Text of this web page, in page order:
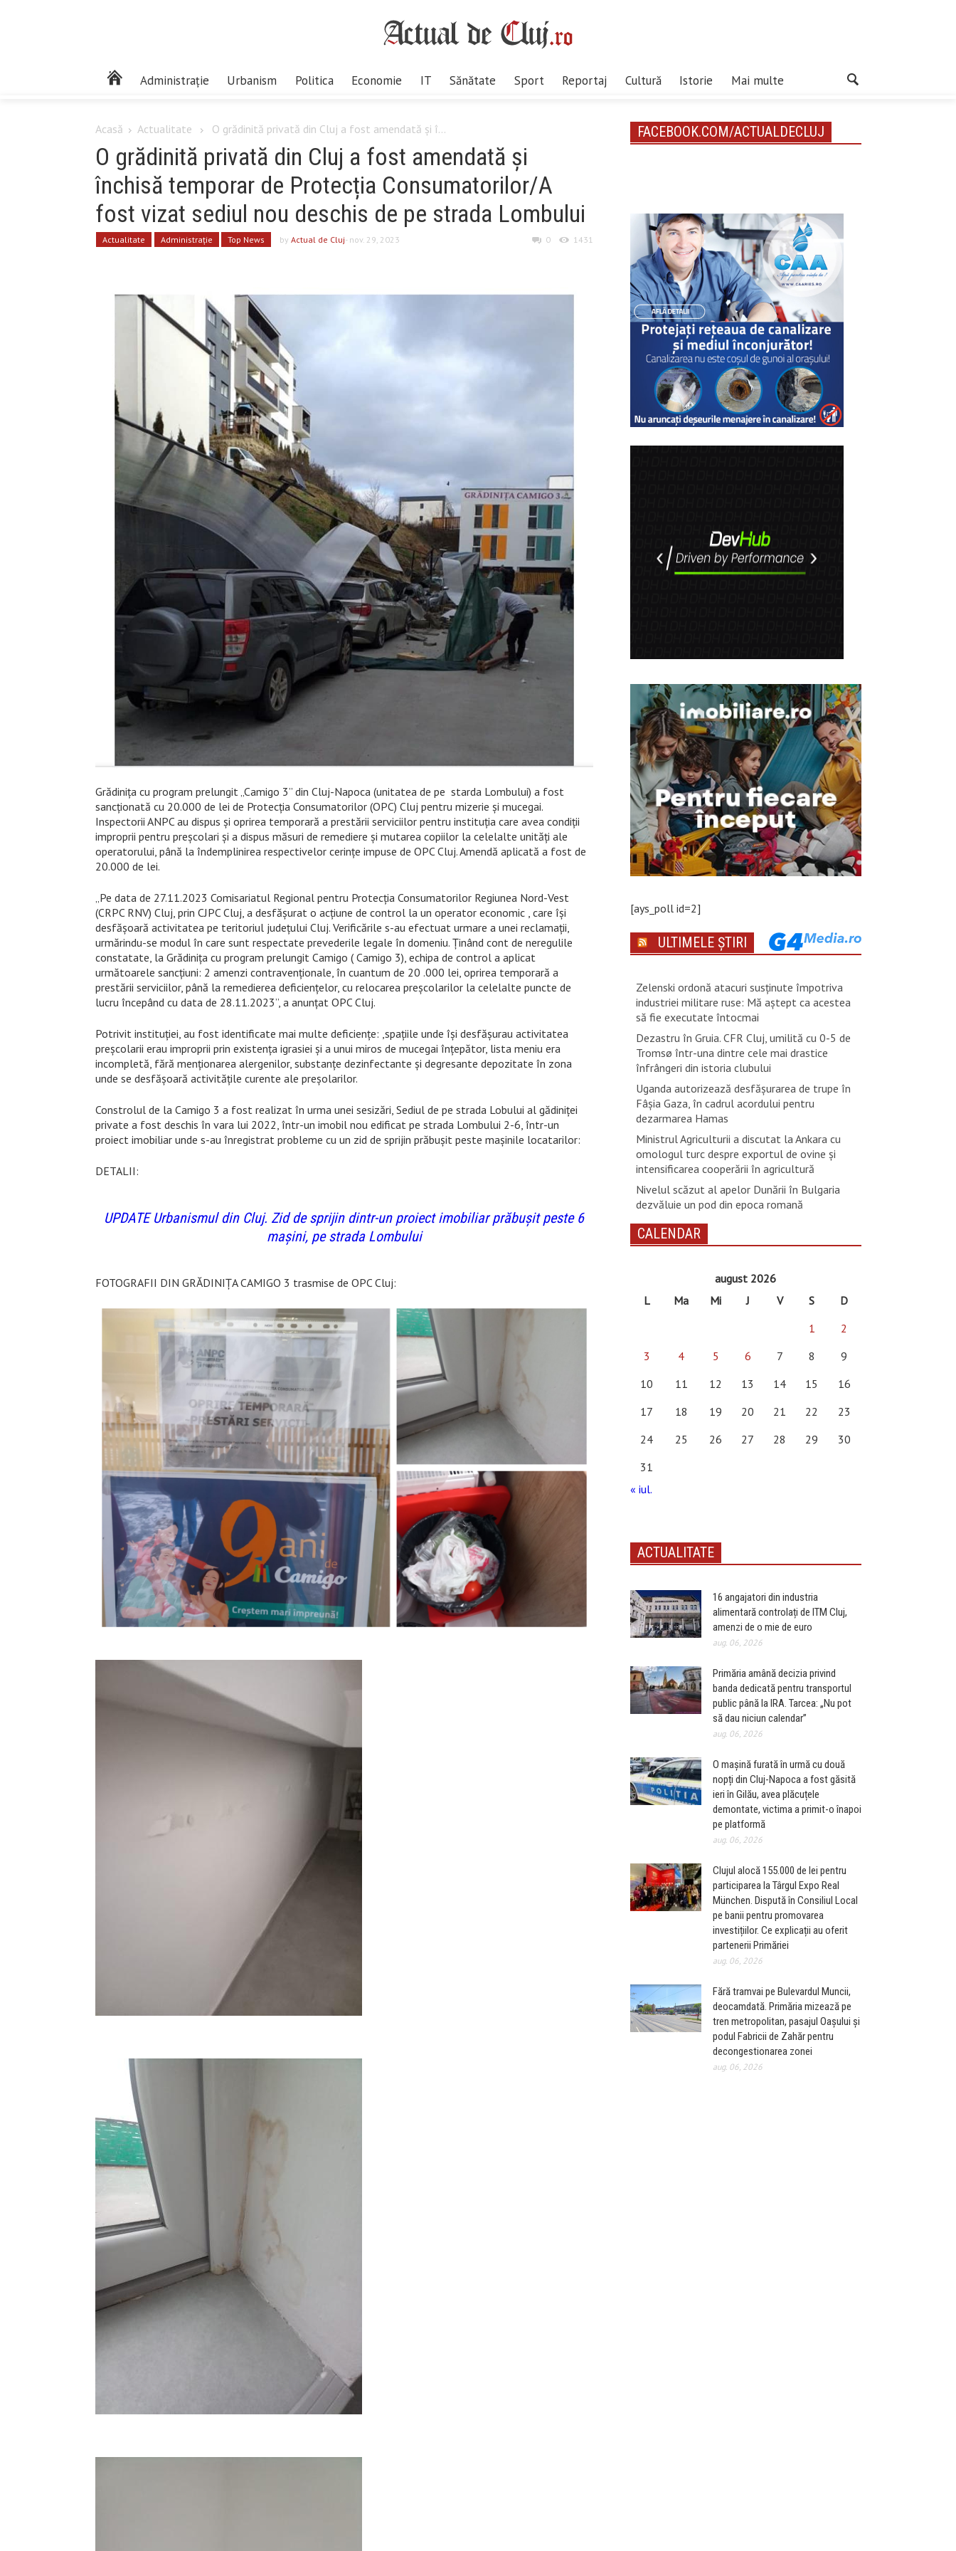
Administrație Urbanism Politica Economie IT Sănătate Sport Reportaj Cultură Istorie Mai multe
Acasă Actualitate O grădinită privată din Cluj a fost amendată și î...
O grădinită privată din Cluj a fost amendată și
închisă temporar de Protecția Consumatorilor/A
fost vizat sediul nou deschis de pe strada Lombului
Actualitate Administrație Top News byActual de Cluj- nov. 29, 2023 0 1431
Grădinița cu program prelungit „Camigo 3” din Cluj-Napoca (unitatea de pe starda Lombului) a fost
sancționată cu 20.000 de lei de Protecția Consumatorilor (OPC) Cluj pentru mizerie și mucegai.
Inspectorii ANPC au dispus și oprirea temporară a prestării serviciilor pentru instituția care avea condiții
improprii pentru preșcolari și a dispus măsuri de remediere și mutarea copiilor la celelalte unități ale
operatorului, până la îndemplinirea respectivelor cerințe impuse de OPC Cluj. Amendă aplicată a fost de
20.000 de lei.
„Pe data de 27.11.2023 Comisariatul Regional pentru Protecția Consumatorilor Regiunea Nord-Vest
(CRPC RNV) Cluj, prin CJPC Cluj, a desfășurat o acțiune de control la un operator economic , care își
desfășoară activitatea pe teritoriul județului Cluj. Verificările s-au efectuat urmare a unei reclamații,
urmărindu-se modul în care sunt respectate prevederile legale în domeniu. Ținând cont de neregulile
constatate, la Grădinița cu program prelungit Camigo ( Camigo 3), echipa de control a aplicat
următoarele sancțiuni: 2 amenzi contravenţionale, în cuantum de 20 .000 lei, oprirea temporară a
prestării serviciilor, până la remedierea deficiențelor, cu relocarea preșcolarilor la celelalte puncte de
lucru începând cu data de 28.11.2023”, a anunțat OPC Cluj.
Potrivit instituției, au fost identificate mai multe deficiențe: ,spațiile unde își desfășurau activitatea
preșcolarii erau improprii prin existența igrasiei și a unui miros de mucegai înțepător, lista meniu era
incompletă, fără menționarea alergenilor, substanțe dezinfectante și degresante depozitate în zona
unde se desfășoară activitățile curente ale preșolarilor.
Constrolul de la Camigo 3 a fost realizat în urma unei sesizări, Sediul de pe strada Lobului al gădiniței
private a fost deschis în vara lui 2022, într-un imobil nou edificat pe strada Lombului 2-6, într-un
proiect imobiliar unde s-au înregistrat probleme cu un zid de sprijin prăbușit peste mașinile locatarilor:
DETALII:
UPDATE Urbanismul din Cluj. Zid de sprijin dintr-un proiect imobiliar prăbușit peste 6
mașini, pe strada Lombului
FOTOGRAFII DIN GRĂDINIȚA CAMIGO 3 trasmise de OPC Cluj:
FACEBOOK.COM/ACTUALDECLUJ
[ays_poll id=2]
ULTIMELE ȘTIRI
Zelenski ordonă atacuri susţinute împotriva
industriei militare ruse: Mă aştept ca acestea
să fie executate întocmai
Dezastru în Gruia. CFR Cluj, umilită cu 0-5 de
Tromsø într-una dintre cele mai drastice
înfrângeri din istoria clubului
Uganda autorizează desfăşurarea de trupe în
Fâşia Gaza, în cadrul acordului pentru
dezarmarea Hamas
Ministrul Agriculturii a discutat la Ankara cu
omologul turc despre exportul de ovine și
intensificarea cooperării în agricultură
Nivelul scăzut al apelor Dunării în Bulgaria
dezvăluie un pod din epoca romană
CALENDAR
august 2026
L
Ma Mi J V S
D
1
2
3
4 5 6 7 8
9
10
11 12 13 14 15
16
17
18 19 20 21 22
23
24
25 26 27 28 29
30
31
« iul.
ACTUALITATE
16 angajatori din industria
alimentară controlați de ITM Cluj,
amenzi de o mie de euro
aug. 06, 2026
Primăria amână decizia privind
banda dedicată pentru transportul
public până la IRA. Tarcea: „Nu pot
să dau niciun calendar”
aug. 06, 2026
O mașină furată în urmă cu două
nopți din Cluj-Napoca a fost găsită
ieri în Gilău, avea plăcuțele
demontate, victima a primit-o înapoi
pe platformă
aug. 06, 2026
Clujul alocă 155.000 de lei pentru
participarea la Târgul Expo Real
München. Dispută în Consiliul Local
pe banii pentru promovarea
investițiilor. Ce explicații au oferit
partenerii Primăriei
aug. 06, 2026
Fără tramvai pe Bulevardul Muncii,
deocamdată. Primăria mizează pe
tren metropolitan, pasajul Oașului și
podul Fabricii de Zahăr pentru
decongestionarea zonei
aug. 06, 2026